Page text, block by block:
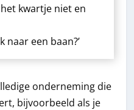
het kwartje niet en
naar een baan?’
onderneming die
bijvoorbeeld als je